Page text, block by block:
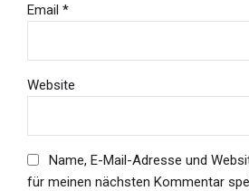
Email *
Website
Name, E-Mail-Adresse und
für meinen nächsten Kommentar